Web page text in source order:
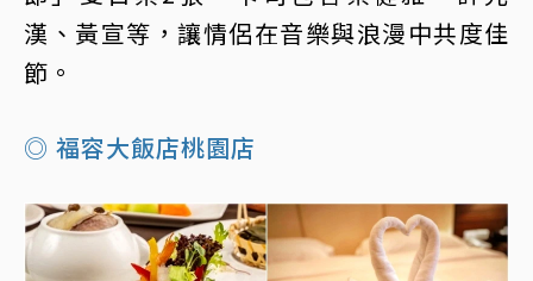
漢、黃宣等，讓情侶在音樂與浪漫中共度佳
節。
◎ 福容大飯店桃園店